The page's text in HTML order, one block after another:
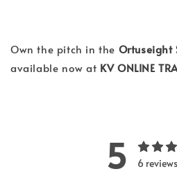
Own the pitch in the Ortuseight
available now at KV ONLINE
5 6 reviews